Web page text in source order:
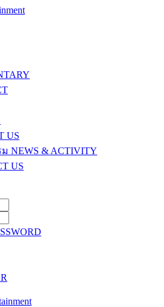
US
NEWS & ACTIVITY
US